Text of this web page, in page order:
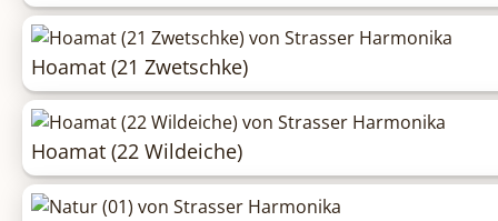
Hoamat (21 Zwetschke)
Hoamat (22 Wildeiche)